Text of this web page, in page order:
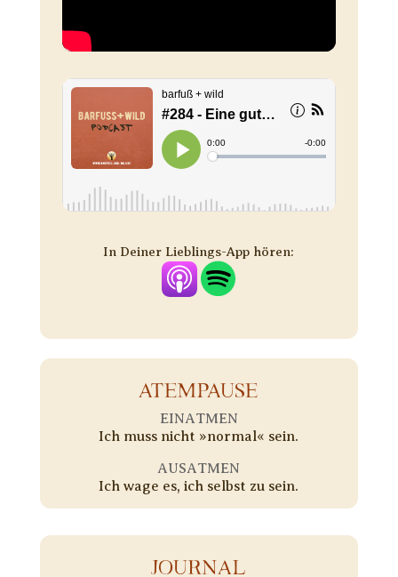
In Deiner Lieblings-App hören:
ATEMPAUSE
EINATMEN
Ich muss nicht »normal« sein.
AUSATMEN
Ich wage es, ich selbst zu sein.
JOURNAL